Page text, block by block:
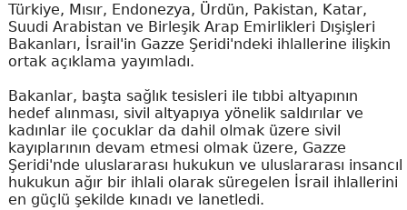
Türkiye, Mısır, Endonezya, Ürdün, Pakistan, Katar,
Suudi Arabistan ve Birleşik Arap Emirlikleri Dışişleri
Bakanları, İsrail'in Gazze Şeridi'ndeki ihlallerine ilişkin
ortak açıklama yayımladı.
Bakanlar, başta sağlık tesisleri ile tıbbi altyapının
hedef alınması, sivil altyapıya yönelik saldırılar ve
kadınlar ile çocuklar da dahil olmak üzere sivil
kayıplarının devam etmesi olmak üzere, Gazze
Şeridi'nde uluslararası hukukun ve uluslararası insancıl
hukukun ağır bir ihlali olarak süregelen İsrail ihlallerini
en güçlü şekilde kınadı ve lanetledi.